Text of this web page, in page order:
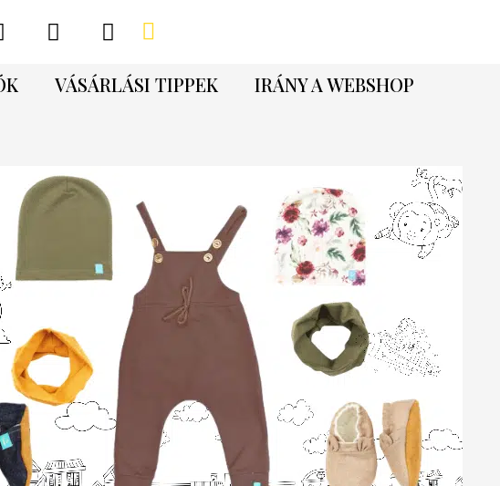
VÁSÁRLÁSI TIPPEK
IRÁNY A WEBSHOP